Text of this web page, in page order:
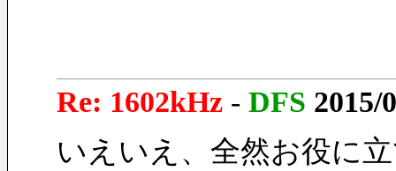
Re: 1602kHz - DFS 2015/
いえいえ、全然お役に